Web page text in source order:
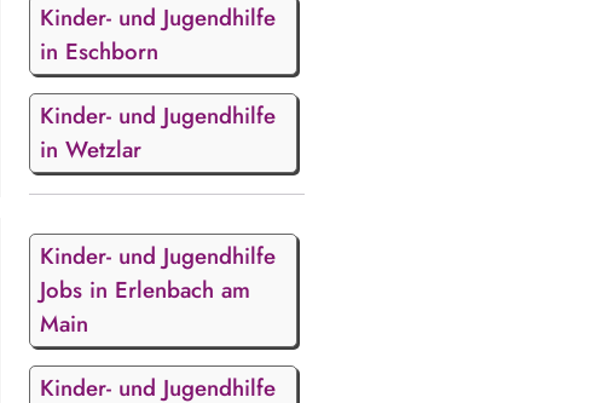
Kinder- und Jugendhilfe
in Eschborn
Kinder- und Jugendhilfe
in Wetzlar
Kinder- und Jugendhilfe
Jobs in Erlenbach am
Main
Kinder- und Jugendhilfe